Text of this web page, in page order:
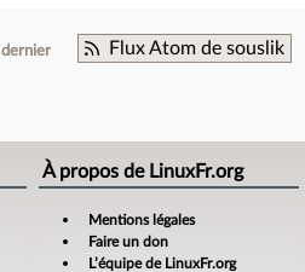
Flux Atom de souslik
dernier
À propos de LinuxFr.org
Mentions légales
Faire un don
L’équipe de LinuxFr.org